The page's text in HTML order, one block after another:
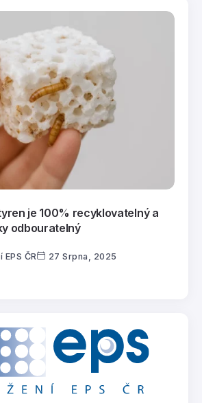
je 100% recyklovatelný a
odbouratelný
EPS ČR 27 Srpna, 2025